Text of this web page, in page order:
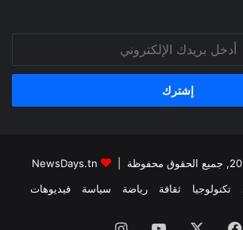
تكنولوجيا ثقافة رياضة سياسة فيديوهات